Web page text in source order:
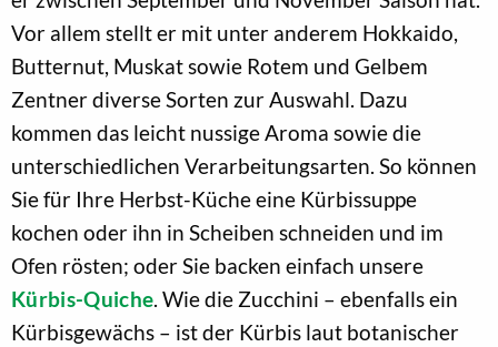
Vor allem stellt er mit unter anderem Hokkaido,
Butternut, Muskat sowie Rotem und Gelbem
Zentner diverse Sorten zur Auswahl. Dazu
kommen das leicht nussige Aroma sowie die
unterschiedlichen Verarbeitungsarten. So können
Sie für Ihre Herbst-Küche eine Kürbissuppe
kochen oder ihn in Scheiben schneiden und im
Ofen rösten; oder Sie backen einfach unsere
Kürbis-Quiche. Wie die Zucchini – ebenfalls ein
Kürbisgewächs – ist der Kürbis laut botanischer